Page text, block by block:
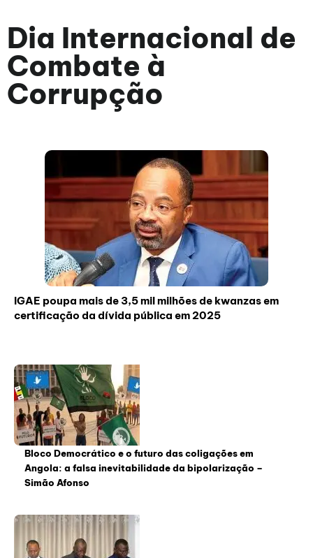
Dia Internacional de
Combate à
Corrupção
IGAE poupa mais de 3,5 mil milhões de kwanzas em
certificação da dívida pública em 2025
Bloco Democrático e o futuro das coligações em
Angola: a falsa inevitabilidade da bipolarização –
Simão Afonso